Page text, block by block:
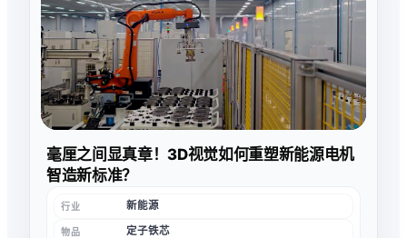
毫厘之间显真章！3D视觉如何重塑新能源电机
智造新标准？
行业 新能源
物品 定子铁芯